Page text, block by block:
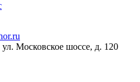
Московское шоссе, д. 120